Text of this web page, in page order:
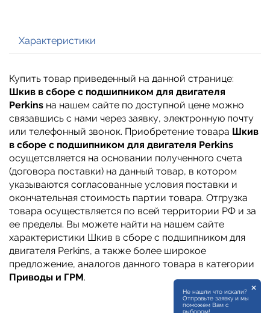
Характеристики
Купить товар приведенный на данной странице:
Шкив в сборе с подшипником для двигателя
Perkins на нашем сайте по доступной цене можно
связавшись с нами через заявку, электронную почту
или телефонный звонок. Приобретение товара Шкив
в сборе с подшипником для двигателя Perkins
осущетсвляется на основании полученного счета
(договора поставки) на данный товар, в котором
указываются согласованные условия поставки и
окончательная стоимость партии товара. Отгрузка
товара осуществляется по всей территории РФ и за
ее пределы. Вы можете найти на нашем сайте
характеристики Шкив в сборе с подшипником для
двигателя Perkins, а также более широкое
предложение, аналогов данного товара в категории
Приводы и ГРМ.
Не нашли что искали?
Отправьте заявку и мы
поможем Вам с
выбором!
×